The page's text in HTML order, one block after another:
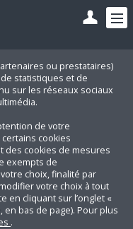
ou prestataires)
statistiques et de
sur les réseaux sociaux
de votre
cookies
des cookies de mesures
exempts de
choix, finalité par
votre choix à tout
en cliquant sur l’onglet «
en bas de page). Pour plus
.